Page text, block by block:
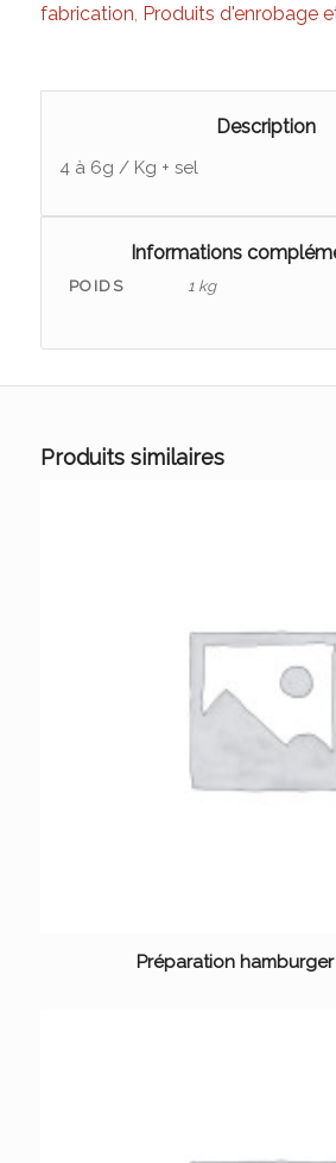
fabrication Produits d'enrobage
Description
4 à 6g / Kg + sel
Informations
POIDS 1 kg
Produits similaires
Préparation